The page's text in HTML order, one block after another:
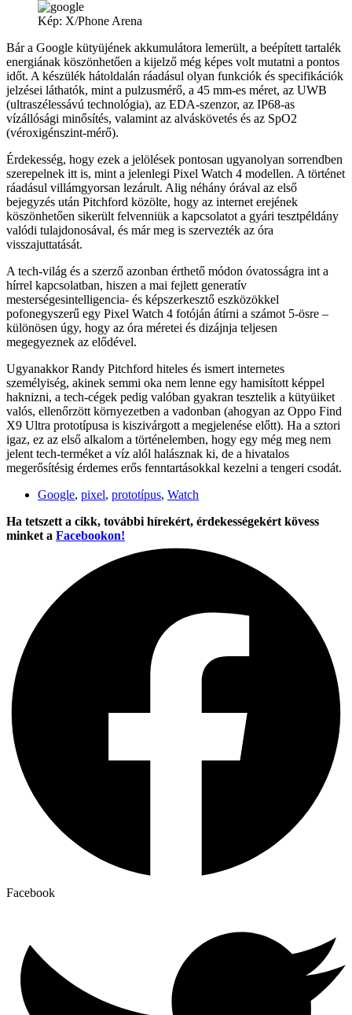
Kép: X/Phone Arena
Bár a Google kütyüjének akkumulátora lemerült, a beépített tartalék
energiának köszönhetően a kijelző még képes volt mutatni a pontos
időt. A készülék hátoldalán ráadásul olyan funkciók és specifikációk
jelzései láthatók, mint a pulzusmérő, a 45 mm-es méret, az UWB
(ultraszélessávú technológia), az EDA-szenzor, az IP68-as
vízállósági minősítés, valamint az alváskövetés és az SpO2
(véroxigénszint-mérő).
Érdekesség, hogy ezek a jelölések pontosan ugyanolyan sorrendben
szerepelnek itt is, mint a jelenlegi Pixel Watch 4 modellen. A történet
ráadásul villámgyorsan lezárult. Alig néhány órával az első
bejegyzés után Pitchford közölte, hogy az internet erejének
köszönhetően sikerült felvenniük a kapcsolatot a gyári tesztpéldány
valódi tulajdonosával, és már meg is szervezték az óra
visszajuttatását.
A tech-világ és a szerző azonban érthető módon óvatosságra int a
hírrel kapcsolatban, hiszen a mai fejlett generatív
mesterségesintelligencia- és képszerkesztő eszközökkel
pofonegyszerű egy Pixel Watch 4 fotóján átírni a számot 5-ösre –
különösen úgy, hogy az óra méretei és dizájnja teljesen
megegyeznek az elődével.
Ugyanakkor Randy Pitchford hiteles és ismert internetes
személyiség, akinek semmi oka nem lenne egy hamisított képpel
haknizni, a tech-cégek pedig valóban gyakran tesztelik a kütyüiket
valós, ellenőrzött környezetben a vadonban (ahogyan az Oppo Find
X9 Ultra prototípusa is kiszivárgott a megjelenése előtt). Ha a sztori
igaz, ez az első alkalom a történelemben, hogy egy még meg nem
jelent tech-terméket a víz alól halásznak ki, de a hivatalos
megerősítésig érdemes erős fenntartásokkal kezelni a tengeri csodát.
Google, pixel, prototípus, Watch
Ha tetszett a cikk, további hírekért, érdekességekért kövess
minket a Facebookon!
Facebook